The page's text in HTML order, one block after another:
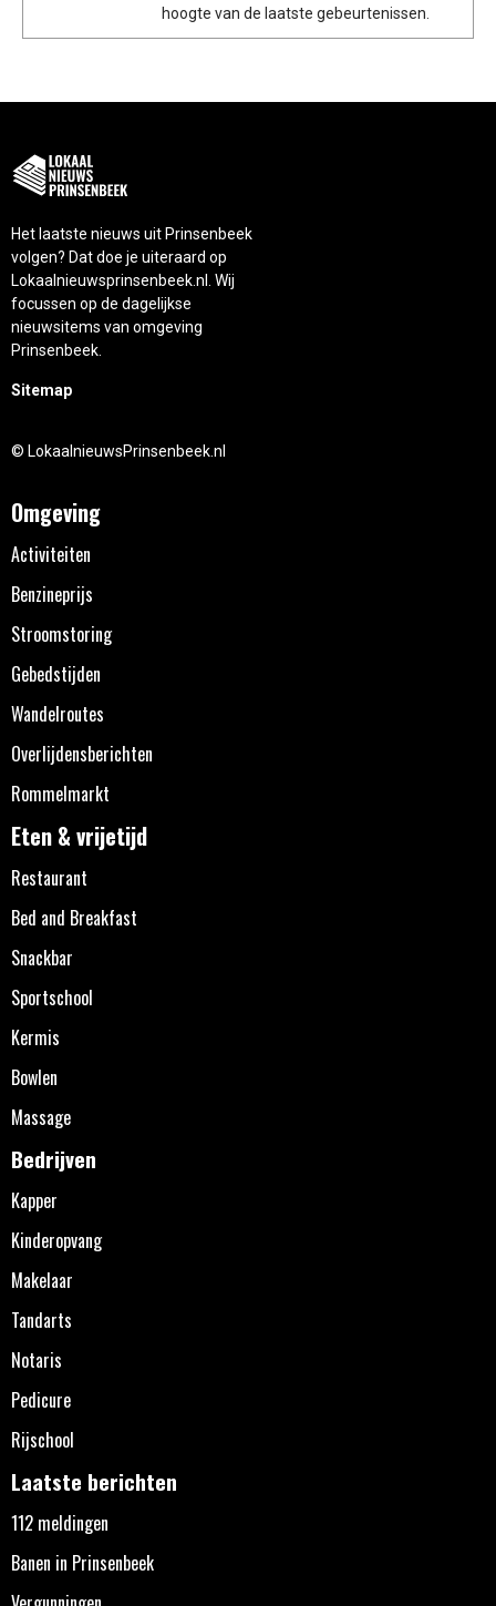
hoogte van de laatste gebeurtenissen.
Het laatste nieuws uit Prinsenbeek
volgen? Dat doe je uiteraard op
Lokaalnieuwsprinsenbeek.nl. Wij
focussen op de dagelijkse
nieuwsitems van omgeving
Prinsenbeek.
Sitemap
© LokaalnieuwsPrinsenbeek.nl
Omgeving
Activiteiten
Benzineprijs
Stroomstoring
Gebedstijden
Wandelroutes
Overlijdensberichten
Rommelmarkt
Eten & vrijetijd
Restaurant
Bed and Breakfast
Snackbar
Sportschool
Kermis
Bowlen
Massage
Bedrijven
Kapper
Kinderopvang
Makelaar
Tandarts
Notaris
Pedicure
Rijschool
Laatste berichten
112 meldingen
Banen in Prinsenbeek